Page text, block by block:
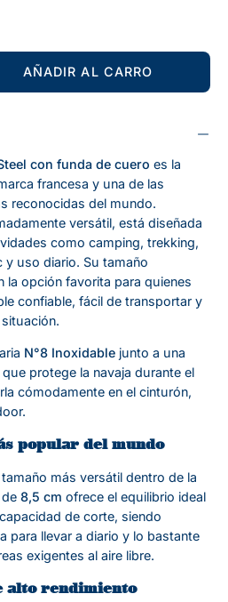
AÑADIR AL CARRO
con funda de cuero es la
francesa y una de las
reconocidas del mundo.
versátil, está diseñada
como camping, trekking,
y uso diario. Su tamaño
la opción favorita para quienes
confiable, fácil de transportar y
N°8 Inoxidable junto a una
que protege la navaja durante el
cómodamente en el cinturón,
popular del mundo
más versátil dentro de la
8,5 cm ofrece el equilibrio ideal
de corte, siendo
para llevar a diario y lo bastante
exigentes al aire libre.
alto rendimiento